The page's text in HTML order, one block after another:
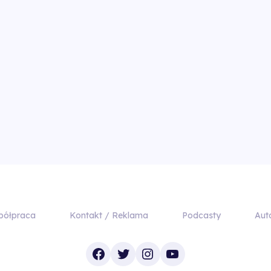
Kontakt / Reklama Podcasty
Facebook
TwitterInstagram
YouTube